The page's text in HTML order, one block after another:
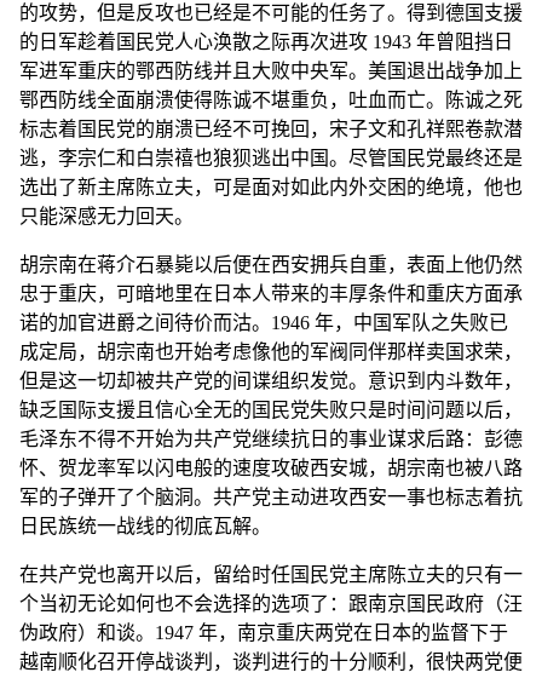
的攻势，但是反攻也已经是不可能的任务了。得到德国支援
的日军趁着国民党人心涣散之际再次进攻 1943 年曾阻挡日
军进军重庆的鄂西防线并且大败中央军。美国退出战争加上
鄂西防线全面崩溃使得陈诚不堪重负，吐血而亡。陈诚之死
标志着国民党的崩溃已经不可挽回，宋子文和孔祥熙卷款潜
逃，李宗仁和白崇禧也狼狈逃出中国。尽管国民党最终还是
选出了新主席陈立夫，可是面对如此内外交困的绝境，他也
只能深感无力回天。
胡宗南在蒋介石暴毙以后便在西安拥兵自重，表面上他仍然
忠于重庆，可暗地里在日本人带来的丰厚条件和重庆方面承
诺的加官进爵之间待价而沽。1946 年，中国军队之失败已
成定局，胡宗南也开始考虑像他的军阀同伴那样卖国求荣，
但是这一切却被共产党的间谍组织发觉。意识到内斗数年，
缺乏国际支援且信心全无的国民党失败只是时间问题以后，
毛泽东不得不开始为共产党继续抗日的事业谋求后路：彭德
怀、贺龙率军以闪电般的速度攻破西安城，胡宗南也被八路
军的子弹开了个脑洞。共产党主动进攻西安一事也标志着抗
日民族统一战线的彻底瓦解。
在共产党也离开以后，留给时任国民党主席陈立夫的只有一
个当初无论如何也不会选择的选项了：跟南京国民政府（汪
伪政府）和谈。1947 年，南京重庆两党在日本的监督下于
越南顺化召开停战谈判，谈判进行的十分顺利，很快两党便